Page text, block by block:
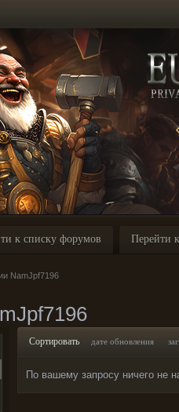
к списку форумов Перейти
NamJpf7196
Сортировать дате обновления
По вашему запросу ничего не